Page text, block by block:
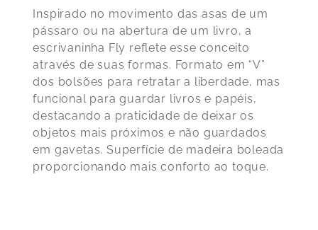
Inspirado no movimento das asas de um
pássaro ou na abertura de um livro, a
escrivaninha Fly reflete esse conceito
através de suas formas. Formato em “V”
dos bolsões para retratar a liberdade, mas
funcional para guardar livros e papéis,
destacando a praticidade de deixar os
objetos mais próximos e não guardados
em gavetas. Superfície de madeira boleada
proporcionando mais conforto ao toque.